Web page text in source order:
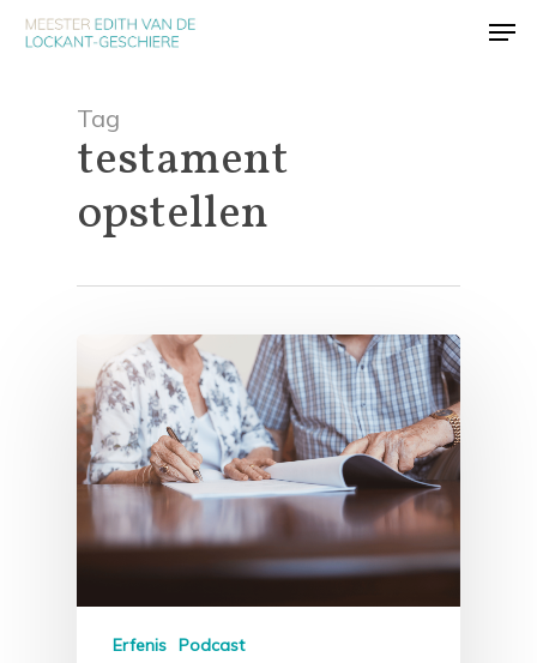
Tag
testament
opstellen
Erfenis Podcast